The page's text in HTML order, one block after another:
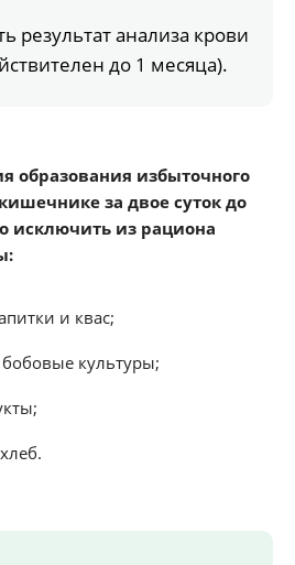
результат анализа крови
до 1 месяца).
образования избыточного
за двое суток до
исключить из рациона
и квас;
бобовые культуры;